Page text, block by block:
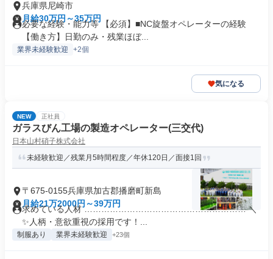
兵庫県尼崎市
月給30万円～35万円
必要な経験・能力等 【必須】■NC旋盤オペレーターの経験
【働き方】日勤のみ・残業ほぼ...
業界未経験歓迎 +2個
気になる
NEW 正社員
ガラスびん工場の製造オペレーター(三交代)
日本山村硝子株式会社
未経験歓迎／残業月5時間程度／年休120日／面接1回
〒675-0155兵庫県加古郡播磨町新島
月給21万2000円～39万円
求めている人材 ………………………………………………… ＼
✨人柄・意欲重視の採用です！...
制服あり 業界未経験歓迎 +23個